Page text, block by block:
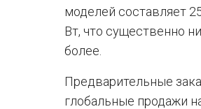
моделей составляет
Вт, что существенно
более.
Предварительные
глобальные продажи